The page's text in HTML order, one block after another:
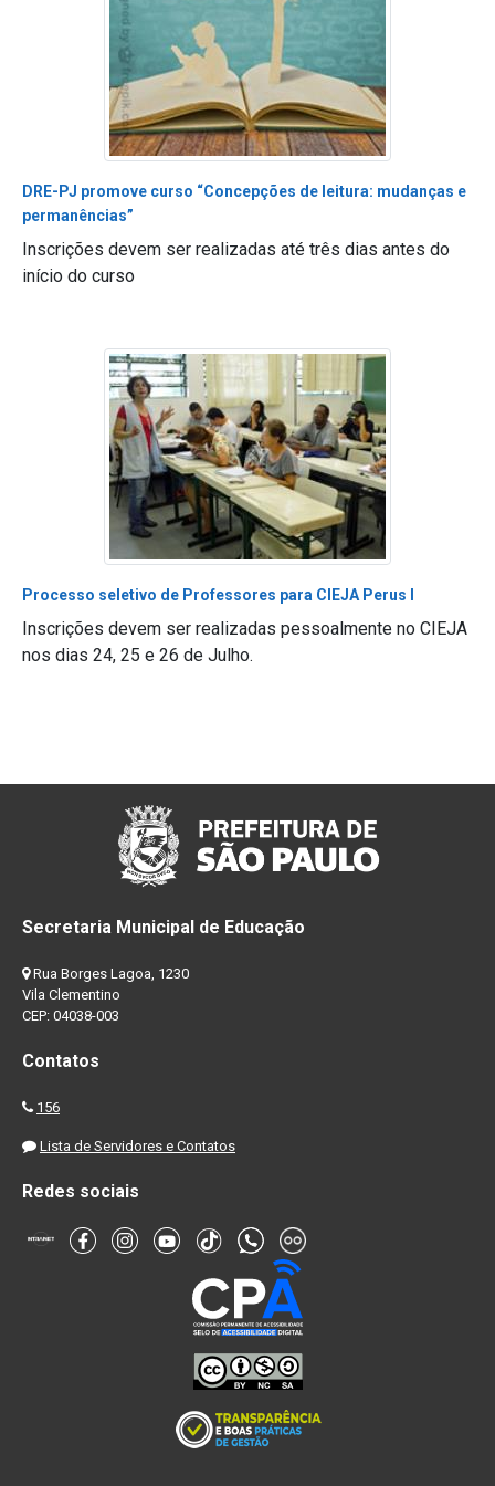
DRE-PJ promove curso “Concepções de leitura: mudanças e
permanências”
Inscrições devem ser realizadas até três dias antes do
início do curso
Processo seletivo de Professores para CIEJA Perus I
Inscrições devem ser realizadas pessoalmente no CIEJA
nos dias 24, 25 e 26 de Julho.
Secretaria Municipal de Educação
Rua Borges Lagoa, 1230
Vila Clementino
CEP: 04038-003
Contatos
156
Lista de Servidores e Contatos
Redes sociais